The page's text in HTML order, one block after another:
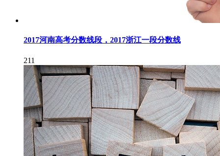
2017河南高考分数线段，2017浙江一段分数线
211